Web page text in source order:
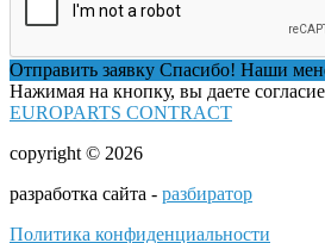
Отправить заявку Спасибо! Наши
Нажимая на кнопку, вы даете
EUROPARTS CONTRACT
copyright © 2026
разработка сайта - разбиратор
Политика конфиденциальности